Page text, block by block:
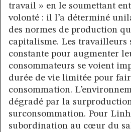
travail » en le soumettant
volonté : il l’a déterminé
des normes de production
capitalisme. Les travailleurs
constante pour augmenter
consommateurs se voient
durée de vie limitée pour
consommation.
dégradé par la
surconsommation. Pour
subordination au cœur du